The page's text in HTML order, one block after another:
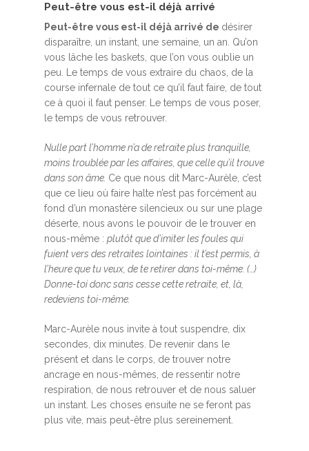
Peut-être vous est-il déjà arrivé
Peut-être vous est-il déjà arrivé de désirer
disparaître, un instant, une semaine, un an. Qu’on
vous lâche les baskets, que l’on vous oublie un
peu. Le temps de vous extraire du chaos, de la
course infernale de tout ce qu’il faut faire, de tout
ce à quoi il faut penser. Le temps de vous poser,
le temps de vous retrouver.
Nulle part l’homme n’a de retraite plus tranquille,
moins troublée par les affaires, que celle qu’il trouve
dans son âme. Ce que nous dit Marc-Aurèle, c’est
que ce lieu où faire halte n’est pas forcément au
fond d’un monastère silencieux ou sur une plage
déserte, nous avons le pouvoir de le trouver en
nous-même : plutôt que d’imiter les foules qui
fuient vers des retraites lointaines : il t’est permis, à
l’heure que tu veux, de te retirer dans toi-même. (…)
Donne-toi donc sans cesse cette retraite, et, là,
redeviens toi-même.
Marc-Aurèle nous invite à tout suspendre, dix
secondes, dix minutes. De revenir dans le
présent et dans le corps, de trouver notre
ancrage en nous-mêmes, de ressentir notre
respiration, de nous retrouver et de nous saluer
un instant. Les choses ensuite ne se feront pas
plus vite, mais peut-être plus sereinement.